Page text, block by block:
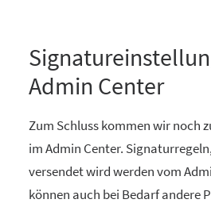
Admin Center
Zum Schluss kommen wir noch
im Admin Center.
versendet wird werden vom
können auch bei Bedarf andere